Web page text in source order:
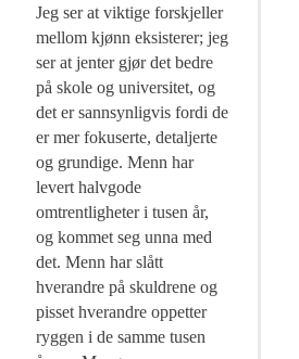
Jeg ser at viktige forskjeller
mellom kjønn eksisterer; jeg
ser at jenter gjør det bedre
på skole og universitet, og
det er sannsynligvis fordi de
er mer f‎okuserte, detaljerte
og grundige. Menn har
levert halvgode
omtrentligheter i tusen år,
og kommet seg unna med
det. Menn har slått
hverandre på skuldrene og
pisset hverandre oppetter
ryggen i de samme tusen